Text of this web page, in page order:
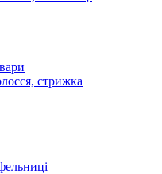
стрижка